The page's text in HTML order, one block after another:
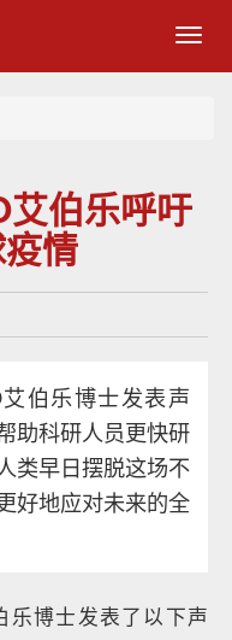
伯乐呼吁
情
伯乐博士发表声
助科研人员更快研
类早日摆脱这场不
好地应对未来的全
乐博士发表了以下声